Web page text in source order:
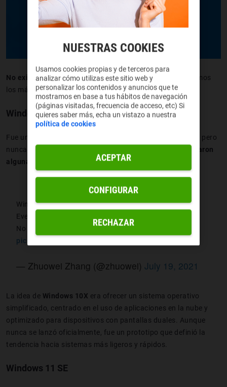
No existe un único tipo deWindows Lite. Aquí te explicamos
los más importantes para que los tengas en cuenta:
Windows 10X
Fue una de las versiones lite más esperadas de Microsoft, pero
nunca vio la luz como se esperaba. En su lugar,
se fusionaron
algunas de sus características con Windows 11
Windows 10X really, really went all in on PWAs:
Even the file manager is HTML5/React.
No wonder Microsoft cancelled Windows 10X...
pic.twitter.com/ap6gQUzAw5
— Zhuowei Zhang (@zhuowei) July 19, 2021
La idea de Windows 10X era ofrecer un sistema operativo
simplificado, centrado en el uso de aplicaciones en la nube y
optimizado para dispositivos con pantallas duales. Aunque
nunca se lanzó oficialmente, fue un prototipo que definió la
tendencia hacia sistemas más ligeros y rápidos.
Windows 11 SE
NUESTRAS COOKIES
Usamos cookies propias y de terceros para
analizar cómo utilizas este sitio web y
personalizar los contenidos y anuncios que te
mostramos en base a tus hábitos de navegación
(páginas visitadas, frecuencia de acceso, etc) Si
quieres saber más, echa un vistazo a nuestra
política de cookies
RECHAZAR
ACEPTAR
CONFIGURAR